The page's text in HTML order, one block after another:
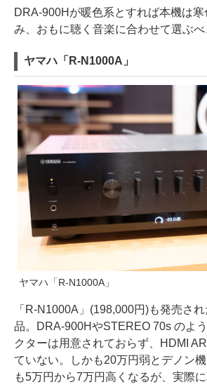
DRA-900Hが暖色系とすれば本機は
み、おもに聴く音楽に合わせて選ぶべ
ヤマハ「R-N1000A」
ヤマハ「R-N1000A」
「R-N1000A」(198,000円)も発売さ
品。DRA-900HやSTEREO 70s のよ
クターは用意されておらず、HDMI
ていない。しかも20万円弱とデノン
も5万円から7万円高くなるが、実際